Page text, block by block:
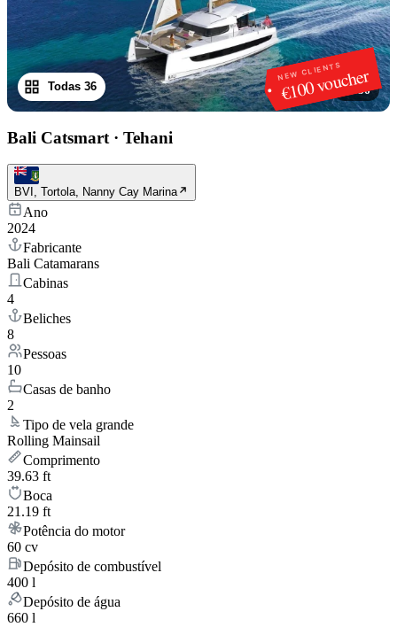
NEW CLIENTS
€100 voucher
1/36
Todas 36
Bali Catsmart · Tehani
BVI, Tortola, Nanny Cay Marina
Ano
2024
Fabricante
Bali Catamarans
Cabinas
4
Beliches
8
Pessoas
10
Casas de banho
2
Tipo de vela grande
Rolling Mainsail
Comprimento
39.63 ft
Boca
21.19 ft
Potência do motor
60 cv
Depósito de combustível
400 l
Depósito de água
660 l